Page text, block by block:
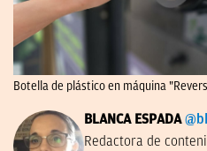
Botella de plástico en máquina
BLANCA ESPADA
Redactora de